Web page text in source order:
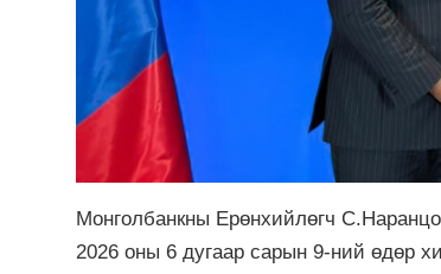
Монголбанкны Ерөнхийлөгч
2026 оны 6 дугаар сарын 9-ний өдөр